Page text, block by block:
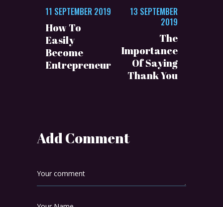
11 SEPTEMBER 2019
How To
Easily
Become
Entrepreneur
13 SEPTEMBER
2019
The
Importance
Of Saying
Thank You
Add Comment